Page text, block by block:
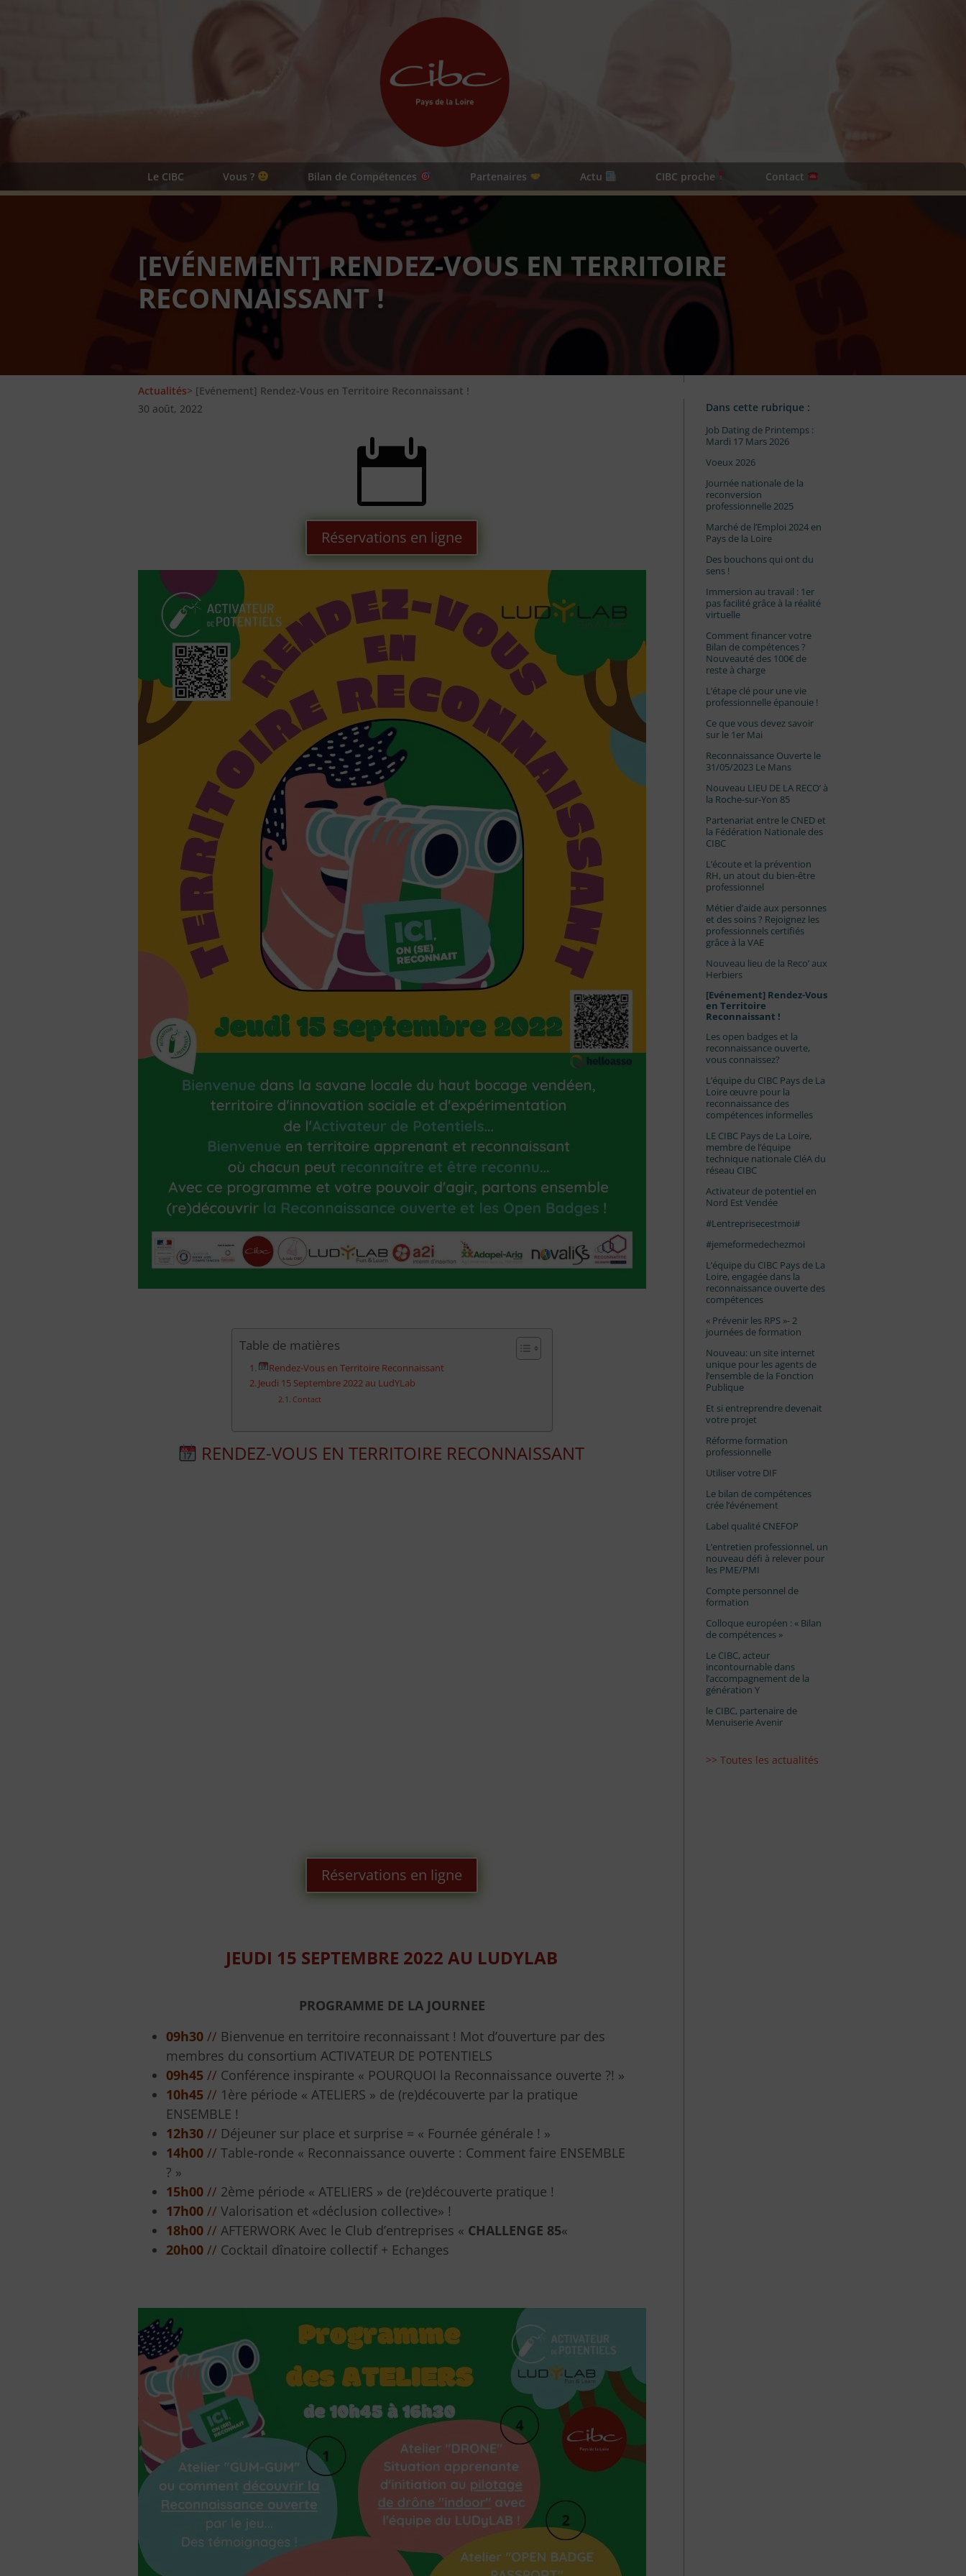
Le CIBC Vous ? Bilan de Compétences Partenaires Actu CIBC proche Contact
[EVÉNEMENT] RENDEZ-VOUS EN TERRITOIRE
RECONNAISSANT !
Actualités> [Evénement] Rendez-Vous en Territoire Reconnaissant !
30 août, 2022

Réservations en ligne
Table de matières
Rendez-Vous en Territoire Reconnaissant
Jeudi 15 Septembre 2022 au LudYLab
Contact
RENDEZ-VOUS EN TERRITOIRE RECONNAISSANT
Réservations en ligne
JEUDI 15 SEPTEMBRE 2022 AU LUDYLAB
PROGRAMME DE LA JOURNEE
09h30 // Bienvenue en territoire reconnaissant ! Mot d’ouverture par des
membres du consortium ACTIVATEUR DE POTENTIELS
09h45 // Conférence inspirante « POURQUOI la Reconnaissance ouverte ?! »
10h45 // 1ère période « ATELIERS » de (re)découverte par la pratique
ENSEMBLE !
12h30 // Déjeuner sur place et surprise = « Fournée générale ! »
14h00 // Table-ronde « Reconnaissance ouverte : Comment faire ENSEMBLE
? »
15h00 // 2ème période « ATELIERS » de (re)découverte pratique !
17h00 // Valorisation et «déclusion collective» !
18h00 // AFTERWORK Avec le Club d’entreprises « CHALLENGE 85«
20h00 // Cocktail dînatoire collectif + Echanges
Dans cette rubrique :
Job Dating de Printemps :
Mardi 17 Mars 2026
Voeux 2026
Journée nationale de la
reconversion
professionnelle 2025
Marché de l’Emploi 2024 en
Pays de la Loire
Des bouchons qui ont du
sens !
Immersion au travail : 1er
pas facilité grâce à la réalité
virtuelle
Comment financer votre
Bilan de compétences ?
Nouveauté des 100€ de
reste à charge
L’étape clé pour une vie
professionnelle épanouie !
Ce que vous devez savoir
sur le 1er Mai
Reconnaissance Ouverte le
31/05/2023 Le Mans
Nouveau LIEU DE LA RECO’ à
la Roche-sur-Yon 85
Partenariat entre le CNED et
la Fédération Nationale des
CIBC
L’écoute et la prévention
RH, un atout du bien-être
professionnel
Métier d’aide aux personnes
et des soins ? Rejoignez les
professionnels certifiés
grâce à la VAE
Nouveau lieu de la Reco’ aux
Herbiers
[Evénement] Rendez-Vous
en Territoire
Reconnaissant !
Les open badges et la
reconnaissance ouverte,
vous connaissez?
L’équipe du CIBC Pays de La
Loire œuvre pour la
reconnaissance des
compétences informelles
LE CIBC Pays de La Loire,
membre de l’équipe
technique nationale CléA du
réseau CIBC
Activateur de potentiel en
Nord Est Vendée
#Lentreprisecestmoi#
#jemeformedechezmoi
L’équipe du CIBC Pays de La
Loire, engagée dans la
reconnaissance ouverte des
compétences
« Prévenir les RPS »- 2
journées de formation
Nouveau: un site internet
unique pour les agents de
l’ensemble de la Fonction
Publique
Et si entreprendre devenait
votre projet
Réforme formation
professionnelle
Utiliser votre DIF
Le bilan de compétences
crée l’événement
Label qualité CNEFOP
L’entretien professionnel, un
nouveau défi à relever pour
les PME/PMI
Compte personnel de
formation
Colloque européen : « Bilan
de compétences »
Le CIBC, acteur
incontournable dans
l’accompagnement de la
génération Y
le CIBC, partenaire de
Menuiserie Avenir
>> Toutes les actualités